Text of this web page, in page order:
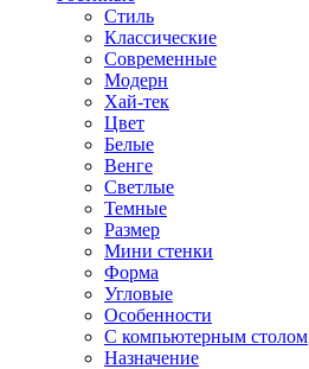
Стиль
Классические
Современные
Модерн
Хай-тек
Цвет
Белые
Венге
Светлые
Темные
Размер
Мини стенки
Форма
Угловые
Особенности
С компьютерным столом
Назначение